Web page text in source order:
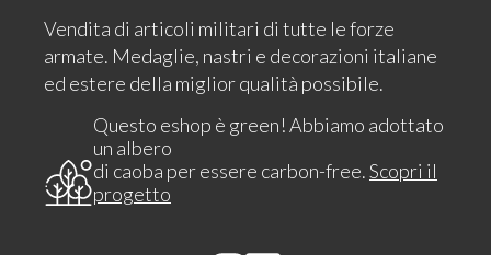
Vendita di articoli militari di tutte le forze
armate. Medaglie, nastri e decorazioni italiane
ed estere della miglior qualità possibile.
Questo eshop è green! Abbiamo adottato
un albero
di caoba per essere carbon-free.Scopri il
progetto